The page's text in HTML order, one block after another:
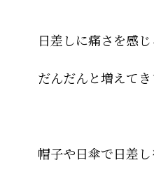
日差しに痛さを感
だんだんと増えてき
帽子や日傘で日差し